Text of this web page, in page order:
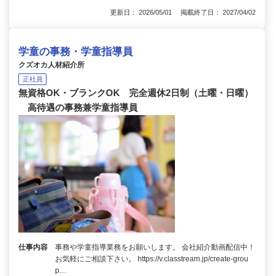
更新日： 2026/05/01 掲載終了日： 2027/04/02
学童の事務・学童指導員
クズオカ人材紹介所
正社員
無資格OK・ブランクOK 完全週休2日制（土曜・日曜）
高待遇の事務兼学童指導員
仕事内容
事務や学童指導業務をお願いします。 会社紹介動画配信中！
お気軽にご相談下さい。 https://v.classtream.jp/create-grou
p…